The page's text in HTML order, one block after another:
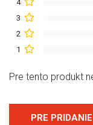
4
3
2
1
Pre tento produkt
PRE